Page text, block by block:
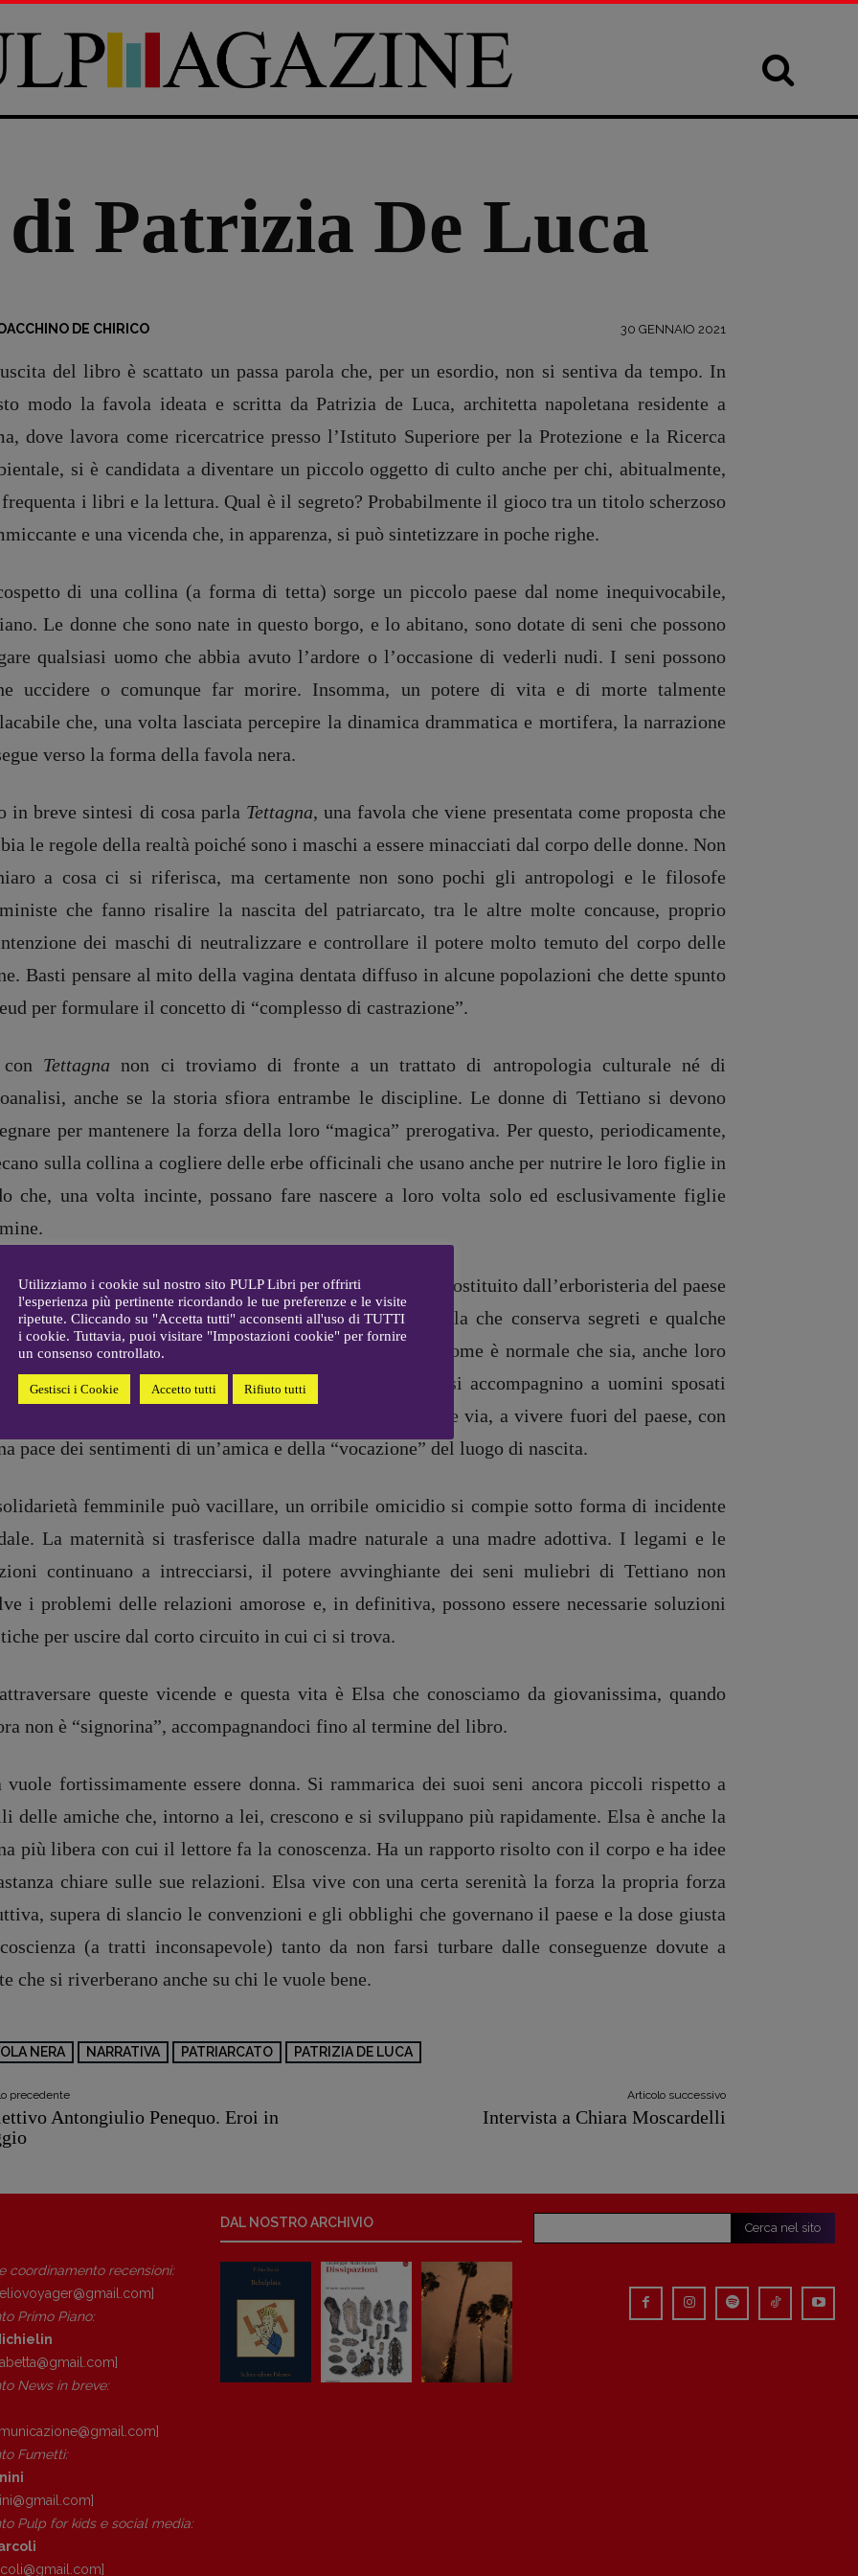
2022
DIRETTRICE RESPONSABILE
Antonella Marrone
Walter Catalano,Giuseppe
Roberto Derobertis ,Elio
Grasso,Fabio Malagnini,
Michielin ,Nicole Spallina,
Roberto Sturm, Tania Tonin
recensioni:
Elio Grasso
[eliovoyager@gmail.com]
Coordinamento Primo Piano
[michielin.elisabetta@gmail.com]
[anna.dare.comunicazione@gmail.
Coordinamento Fumetti:
[fabio.malagnini@gmail.com]
Coordinamento Pulp for kids e
Valentina Marcoli
[valentina.marcoli@gmail.com]
Tribunale Milano n° 5864/2023 – cod. fis. 97943720157 –Privacy
Patrizia De Luca
DE CHIRICO 30 GENNAIO 2021
del libro è scattato un passa parola che, per un esordio, non si sentiva da tempo. In
modo la favola ideata e scritta da Patrizia de Luca, architetta napoletana residente a
dove lavora come ricercatrice presso l’Istituto Superiore per la Protezione e la Ricerca
si è candidata a diventare un piccolo oggetto di culto anche per chi, abitualmente,
i libri e la lettura. Qual è il segreto? Probabilmente il gioco tra un titolo scherzoso
e una vicenda che, in apparenza, si può sintetizzare in poche righe.
di una collina (a forma di tetta) sorge un piccolo paese dal nome inequivocabile,
Le donne che sono nate in questo borgo, e lo abitano, sono dotate di seni che possono
qualsiasi uomo che abbia avuto l’ardore o l’occasione di vederli nudi. I seni possono
uccidere o comunque far morire. Insomma, un potere di vita e di morte talmente
che, una volta lasciata percepire la dinamica drammatica e mortifera, la narrazione
verso la forma della favola nera.
in breve sintesi di cosa parla Tettagna, una favola che viene presentata come proposta che
le regole della realtà poiché sono i maschi a essere minacciati dal corpo delle donne. Non
a cosa ci si riferisca, ma certamente non sono pochi gli antropologi e le filosofe
che fanno risalire la nascita del patriarcato, tra le altre molte concause, proprio
dei maschi di neutralizzare e controllare il potere molto temuto del corpo delle
Basti pensare al mito della vagina dentata diffuso in alcune popolazioni che dette spunto
per formulare il concetto di “complesso di castrazione”.
Tettagna non ci troviamo di fronte a un trattato di antropologia culturale né di
anche se la storia sfiora entrambe le discipline. Le donne di Tettiano si devono
per mantenere la forza della loro “magica” prerogativa. Per questo, periodicamente,
sulla collina a cogliere delle erbe officinali che usano anche per nutrire le loro figlie in
che, una volta incinte, possano fare nascere a loro volta solo ed esclusivamente figlie
centrale della storia raccontata da Patrizia de Luca è costituito dall’erboristeria del paese
e della donna che l’ha in gestione, tale Ziella che conserva segreti e qualche
sulle vicende affettive delle paesane. Come tutti e come è normale che sia, anche loro
travolte da passioni e sentimenti, e può capitare che si accompagnino a uomini sposati
ancora che sposino uomini perché in grado di portarle via, a vivere fuori del paese, con
pace dei sentimenti di un’amica e della “vocazione” del luogo di nascita.
femminile può vacillare, un orribile omicidio si compie sotto forma di incidente
La maternità si trasferisce dalla madre naturale a una madre adottiva. I legami e le
continuano a intrecciarsi, il potere avvinghiante dei seni muliebri di Tettiano non
i problemi delle relazioni amorose e, in definitiva, possono essere necessarie soluzioni
per uscire dal corto circuito in cui ci si trova.
queste vicende e questa vita è Elsa che conosciamo da giovanissima, quando
non è “signorina”, accompagnandoci fino al termine del libro.
vuole fortissimamente essere donna. Si rammarica dei suoi seni ancora piccoli rispetto a
delle amiche che, intorno a lei, crescono e si sviluppano più rapidamente. Elsa è anche la
più libera con cui il lettore fa la conoscenza. Ha un rapporto risolto con il corpo e ha idee
chiare sulle sue relazioni. Elsa vive con una certa serenità la forza la propria forza
supera di slancio le convenzioni e gli obblighi che governano il paese e la dose giusta
(a tratti inconsapevole) tanto da non farsi turbare dalle conseguenze dovute a
che si riverberano anche su chi le vuole bene.
NERA NARRATIVA PATRIARCATO PATRIZIA DE LUCA
precedente
Antongiulio Penequo. Eroi in
Articolo successivo
Intervista a Chiara Moscardelli
coordinamento recensioni:
Primo Piano:
News in breve:
com]
Fumetti:
com]
Pulp for kids e social media:
com]
DAL NOSTRO ARCHIVIO Cerca nel sito
Utilizziamo i cookie sul nostro sito PULP Libri per offrirti
l'esperienza più pertinente ricordando le tue preferenze e le visite
ripetute. Cliccando su "Accetta tutti" acconsenti all'uso di TUTTI
i cookie. Tuttavia, puoi visitare "Impostazioni cookie" per fornire
un consenso controllato.
Gestisci i Cookie Accetto tutti Rifiuto tutti